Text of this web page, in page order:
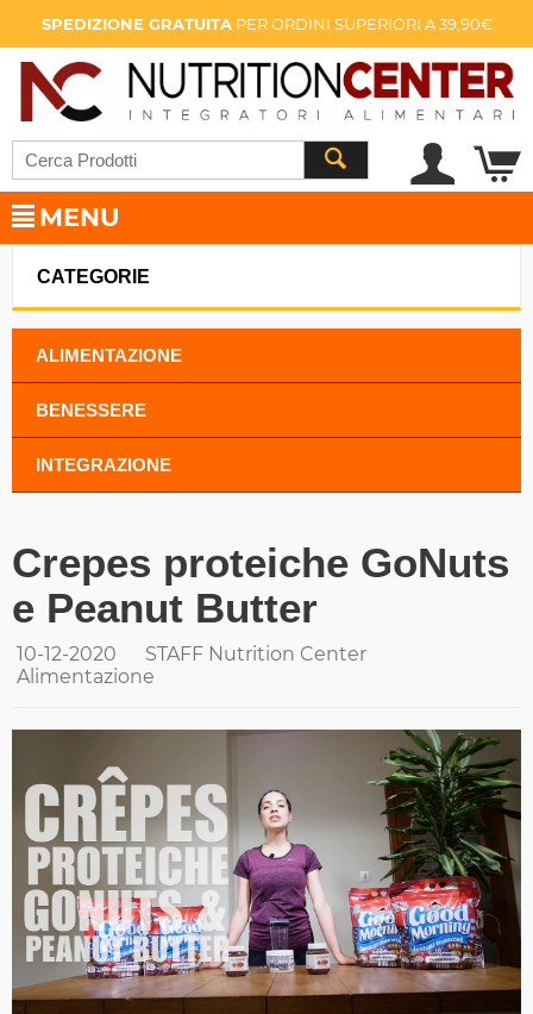
SPEDIZIONE GRATUITAPER ORDINI SUPERIORI A 39,90€
MENU
CATEGORIE
ALIMENTAZIONE
BENESSERE
INTEGRAZIONE
Crepes proteiche GoNuts
e Peanut Butter
10-12-2020
STAFF Nutrition Center
Alimentazione